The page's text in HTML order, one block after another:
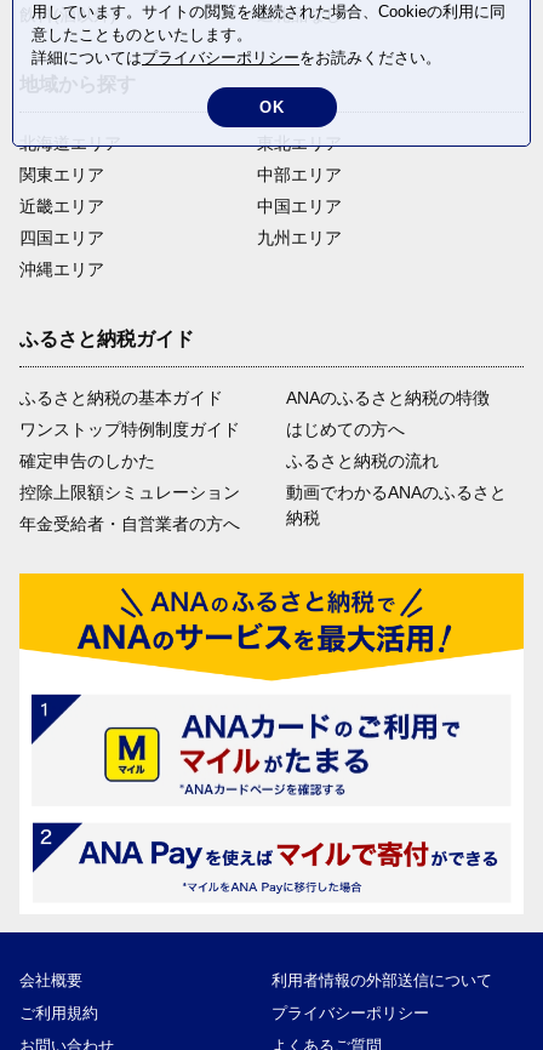
飲料(酒以外)
返礼品なし
北海道エリア
関東エリア
近畿エリア
四国エリア
沖縄エリア
東北エリア
中部エリア
中国エリア
九州エリア
ふるさと納税ガイド
ふるさと納税の基本ガイド
ワンストップ特例制度ガイド
確定申告のしかた
控除上限額シミュレーション
年金受給者・自営業者の方へ
ANAのふるさと納税の特徴
はじめての方へ
ふるさと納税の流れ
動画でわかるANAのふるさと
納税
会社概要
利用者情報の外部送信について
ご利用規約
プライバシーポリシー
お問い合わせ
よくあるご質問
用しています。サイトの閲覧を継続された場合、Cookieの利用に同
意したことものといたします。
詳細についてはプライバシーポリシーをお読みください。
OK